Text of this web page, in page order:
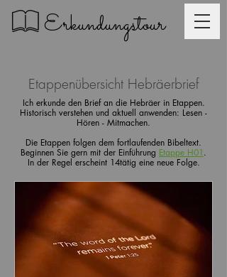
Erkundungstour
Etappenübersicht Hebräerbrief
Ich erkunde den Brief an die Hebräer in Etappen.
Historisch verstehen und aktuell anwenden: Lesen -
Hören - Mitmachen.
Die Etappen folgen dem fortlaufenden Bibeltext.
Beginnen Sie gern mit der Einführung Etappe H01.
In der Regel erscheint 14tätig eine neue Folge.